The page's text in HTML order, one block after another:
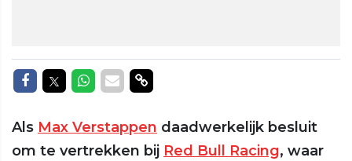
Delen op Facebook
Delen op Twitter
Delen op Whatsapp
Delen via Mail
Delen via link
Als Max Verstappen daadwerkelijk besluit
om te vertrekken bij Red Bull Racing, waar